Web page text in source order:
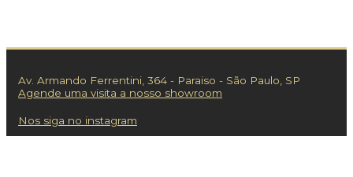
Av. Armando Ferrentini, 364 - Paraiso - São Paulo, SP
Agende uma visita a nosso showroom
Nos siga no instagram